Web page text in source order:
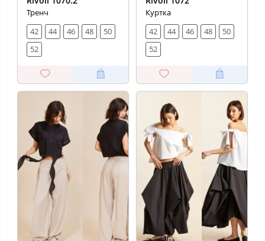
Тренч
42
44 46 48
50
52
Куртка
42
44 46 48
50
52